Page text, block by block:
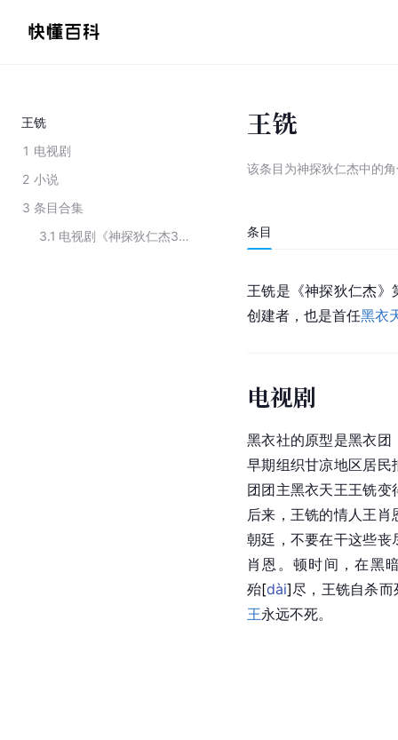
王铣
1 电视剧
2 小说
3 条目合集
3.1
电视剧《神探狄仁杰3》中的人物
王铣
该条目为神探狄仁杰中的
条目
王铣是《神探狄仁杰》
创建者，也是首任黑衣
电视剧
黑衣社的原型是黑衣团
早期组织甘凉地区居民
团团主黑衣天王王铣
后来， 王铣的情人王肖
朝廷，不要在干这些丧
肖恩。顿时间，在黑
殆[dài]尽，王铣自杀
王永远不死。